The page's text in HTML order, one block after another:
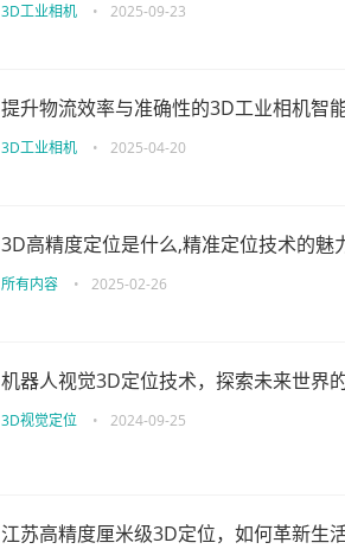
3D工业相机 • 2025-09-23
提升物流效率与准确性的3D工业相机智
3D工业相机 • 2025-04-20
3D高精度定位是什么,精准定位技术的魅
所有内容 • 2025-02-26
机器人视觉3D定位技术，探索未来世界
3D视觉定位 • 2024-09-25
江苏高精度厘米级3D定位，如何革新生